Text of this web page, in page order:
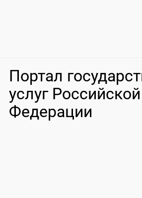
Портал
услуг Российской
Федерации